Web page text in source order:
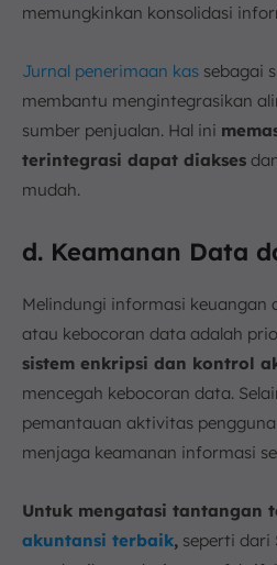
memungkinkan konsolidasi
Jurnal penerimaan kas sebagai
membantu mengintegrasikan
sumber penjualan. Hal ini
terintegrasi dapat diakses
mudah.
d. Keamanan Data
Melindungi informasi keuangan
atau kebocoran data adalah
sistem enkripsi dan kontrol
mencegah kebocoran data.
pemantauan aktivitas
menjaga keamanan informasi
Untuk mengatasi tantangan
akuntansi terbaik, seperti dari